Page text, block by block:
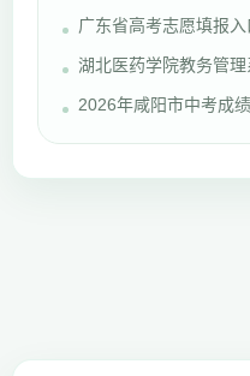
广东省高考志愿填报
湖北医药学院教务管
2026年咸阳市中考成